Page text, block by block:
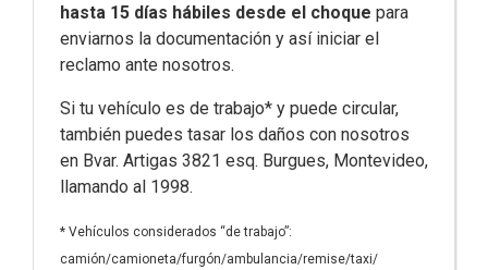
hasta 15 días hábiles desde el choque para
enviarnos la documentación y así iniciar el
reclamo ante nosotros.
Si tu vehículo es de trabajo* y puede circular,
también puedes tasar los daños con nosotros
en Bvar. Artigas 3821 esq. Burgues, Montevideo,
llamando al 1998.
* Vehículos considerados “de trabajo”:
camión/camioneta/furgón/ambulancia/remise/taxi/